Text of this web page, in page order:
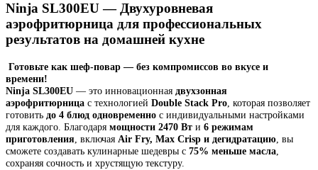
Ninja SL300EU — Двухуровневая
аэрофритюрница для профессиональных
результатов на домашней кухне
Готовьте как шеф-повар — без компромиссов во вкусе и
времени!
Ninja SL300EU — это инновационная двухзонная
аэрофритюрница с технологией Double Stack Pro , которая позволяет
готовить до 4 блюд одновременно с индивидуальными настройками
для каждого. Благодаря мощности 2470 Вт и 6 режимам
приготовления , включая Air Fry, Max Crisp и дегидратацию , вы
сможете создавать кулинарные шедевры с 75% меньше масла
сохраняя сочность и хрустящую текстуру.